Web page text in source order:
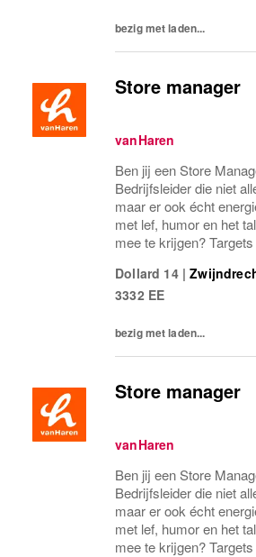
bezig met laden...
Store manager
vanHaren
Ben jij een Store
Bedrijfsleider die niet
maar er ook écht
met lef, humor en het
mee te krijgen?
please! Dan zoeken wij
Dollard 14 |
3332 EE
bezig met laden...
Store manager
vanHaren
Ben jij een Store
Bedrijfsleider die niet
maar er ook écht
met lef, humor en het
mee te krijgen?